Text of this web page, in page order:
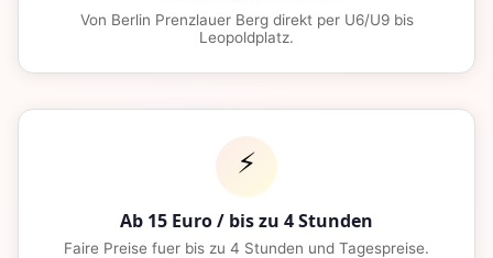
Von Berlin Prenzlauer Berg direkt per U6/U9 bis
Leopoldplatz.
⚡
Ab 15 Euro / bis zu 4 Stunden
Faire Preise fuer bis zu 4 Stunden und Tagespreise.